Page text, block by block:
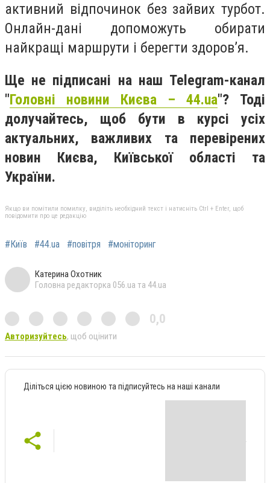
активний відпочинок без зайвих турбот.
Онлайн-дані допоможуть обирати
найкращі маршрути і берегти здоров’я.
Ще не підписані на наш Telegram-канал
"Головні новини Києва – 44.ua"? Тоді
долучайтесь, щоб бути в курсі усіх
актуальних, важливих та перевірених
новин Києва, Київської області та
України.
Якщо ви помітили помилку, виділіть необхідний текст і натисніть Ctrl + Enter, щоб
повідомити про це редакцію
#Київ #44.ua #повітря #моніторинг
Катерина Охотник
Головна редакторка 056.ua та 44.ua
0,0
Авторизуйтесь, щоб оцінити
Діліться цією новиною та підписуйтесь на наші канали